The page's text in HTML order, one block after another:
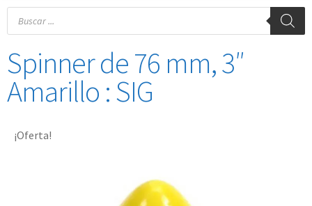
Spinner de 76 mm, 3″
Amarillo : SIG
¡Oferta!